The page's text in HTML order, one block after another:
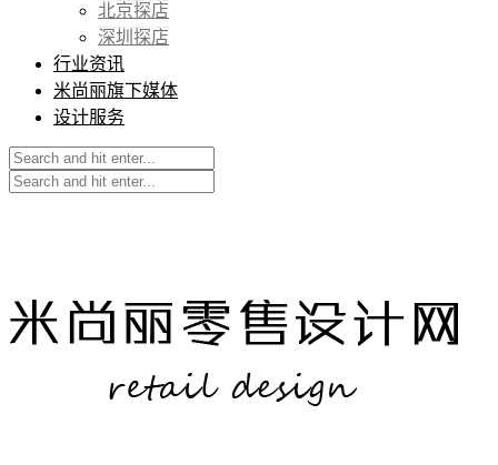
北京探店
深圳探店
行业资讯
米尚丽旗下媒体
设计服务